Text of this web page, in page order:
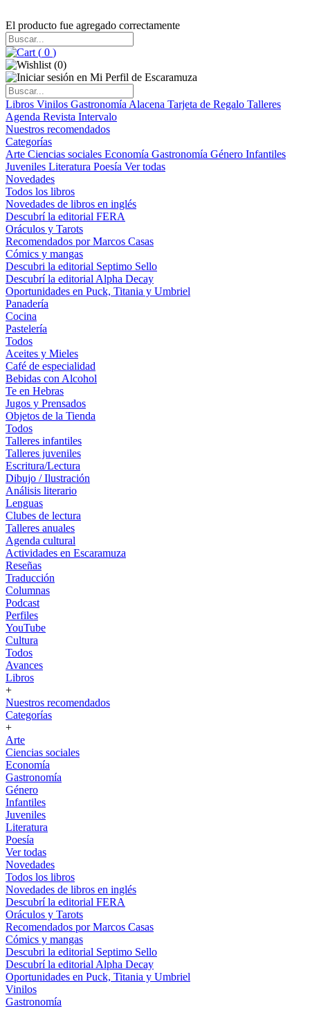
El producto fue agregado correctamente
( 0 )
(0)
Libros Vinilos Gastronomía Alacena Tarjeta de Regalo Talleres
Agenda Revista Intervalo
Nuestros recomendados
Categorías
Arte Ciencias sociales Economía Gastronomía Género Infantiles
Juveniles Literatura Poesía Ver todas
Novedades
Todos los libros
Novedades de libros en inglés
Descubrí la editorial FERA
Oráculos y Tarots
Recomendados por Marcos Casas
Cómics y mangas
Descubri la editorial Septimo Sello
Descubrí la editorial Alpha Decay
Oportunidades en Puck, Titania y Umbriel
Panadería
Cocina
Pastelería
Todos
Aceites y Mieles
Café de especialidad
Bebidas con Alcohol
Te en Hebras
Jugos y Prensados
Objetos de la Tienda
Todos
Talleres infantiles
Talleres juveniles
Escritura/Lectura
Dibujo / Ilustración
Análisis literario
Lenguas
Clubes de lectura
Talleres anuales
Agenda cultural
Actividades en Escaramuza
Reseñas
Traducción
Columnas
Podcast
Perfiles
YouTube
Cultura
Todos
Avances
Libros
+
Nuestros recomendados
Categorías
+
Arte
Ciencias sociales
Economía
Gastronomía
Género
Infantiles
Juveniles
Literatura
Poesía
Ver todas
Novedades
Todos los libros
Novedades de libros en inglés
Descubrí la editorial FERA
Oráculos y Tarots
Recomendados por Marcos Casas
Cómics y mangas
Descubri la editorial Septimo Sello
Descubrí la editorial Alpha Decay
Oportunidades en Puck, Titania y Umbriel
Vinilos
Gastronomía